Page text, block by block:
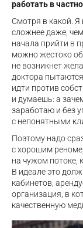
работать в
Смотря в какой. Я
сложнее даже,
начала прийти в
можно жестоко
не возникнет
доктора
идти против
и думаешь: а
заработаю и без
с непонятными
Поэтому надо
с хорошим
на чужом потоке,
В идеале это
кабинетов,
организация, в
качественную